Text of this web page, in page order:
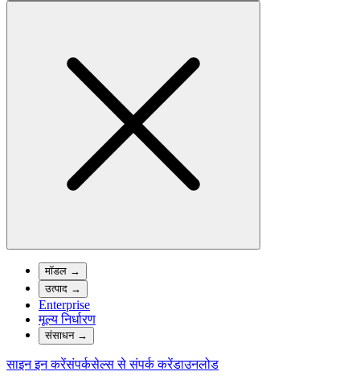
मॉडल →
उत्पाद →
Enterprise
मूल्य निर्धारण
संसाधन→
साइन इन करेंसंपर्कसेल्स से संपर्क करेंडाउनलोड